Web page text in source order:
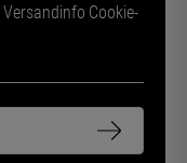
Versandinfo Cookie-